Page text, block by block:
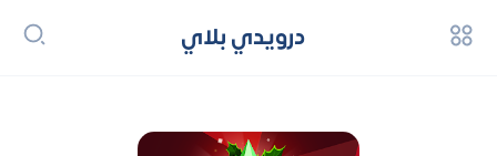
درويدي بلاي